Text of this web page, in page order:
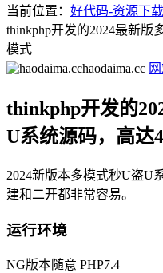
当前位置： 好代码-资源下
thinkphp开发的2024最新版
模式
haodaima.cc
thinkphp开发的
U系统源码，高达
2024新版本多模式秒U盗U
建和二开都非常容易。
运行环境
NG版本随意 PHP7.4